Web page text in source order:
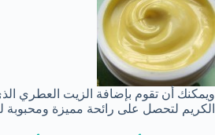
ويمكنك أن تقوم بإضافة الزيت العطري
الكريم لتحصل على رائحة مميزة ومحبوبة